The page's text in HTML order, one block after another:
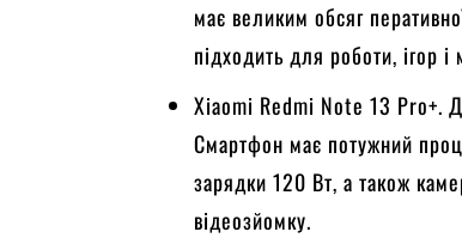
має великим обсяг
підходить для роботи, ігор і
Xiaomi Redmi Note 13 Pro+.
Смартфон має потужний
зарядки 120 Вт, а також
відеозйомку.